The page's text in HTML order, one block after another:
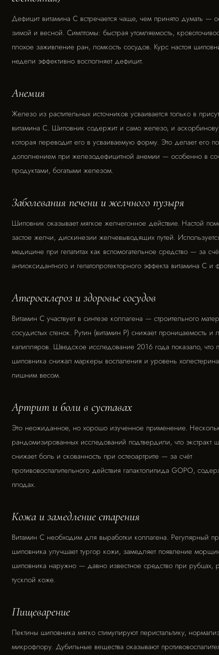
Дефицит витамина С встречается чаще, чем принято думать —
зимой и весной. Симптомы: быстрая утомляемость,
плохое заживление ран, ломкость сосудов. Курс настоя
недели эффективно восполняет дефицит.
Анемия
Железо из растительных источников усваивается только в
витамина С. Шиповник содержит и само железо, и
которая переводит его в усваиваемую форму. Это делает его
дополнением при железодефицитной анемии — особенно в
продуктами, богатыми железом.
Заболевания печени и желчного пузыря
Шиповник оказывает мягкое желчегонное действие. Настой
застое желчи, дискинезии желчевыводящих путей.
медицине при гепатитах как вспомогательное средство — за
антиоксидантного и гепатопротекторного эффекта витамина С
Атеросклероз и здоровье сосудов
Витамин С участвует в синтезе коллагена — строительного
сосудистых стенок. Рутин (витамин Р) снижает проницаемость и
капилляров. Шведское исследование 2016 года показало, что
шиповника снижал маркеры воспаления и уровень
лишним весом.
Артрит и боли в суставах
Это неожиданное, но хорошо изученное применение.
рандомизированных исследований подтвердили, что экстракт
снижает боль и скованность при остеоартрите — за счёт
противовоспалительного действия галактолипида GOPO,
плодах.
Кожа и замедление старения
Витамин С необходим для выработки коллагена. Регулярный
шиповника улучшает тургор кожи, замедляет появление
шиповника наружно — давно известное средство при рубцах,
тусклой коже.
Пищеварение
Пектины шиповника мягко стимулируют перистальтику,
микрофлору. Дубильные вещества оказывают